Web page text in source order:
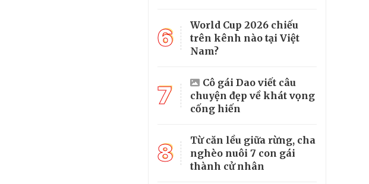
6
World Cup 2026 chiếu
trên kênh nào tại Việt
Nam?
7
Cô gái Dao viết câu
chuyện đẹp về khát vọng
cống hiến
8
Từ căn lều giữa rừng, cha
nghèo nuôi 7 con gái
thành cử nhân